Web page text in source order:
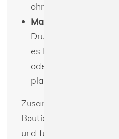
ohne dabei an
Maximale Druckfläche
Druckfläche von 11 x
es Ihnen, individuelle
oder kreative
platzieren.
Zusammenfassend ist
Boutique Soft Cross
und funktionale Wahl,